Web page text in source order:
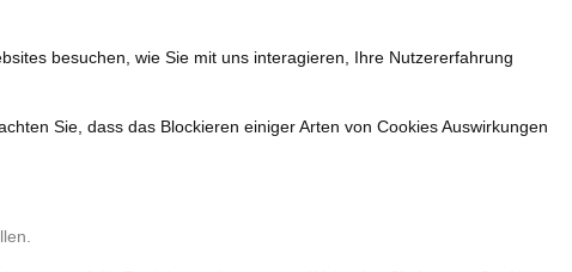
besuchen, wie Sie mit uns interagieren, Ihre Nutzererfahrung
Sie, dass das Blockieren einiger Arten von Cookies Auswirkungen